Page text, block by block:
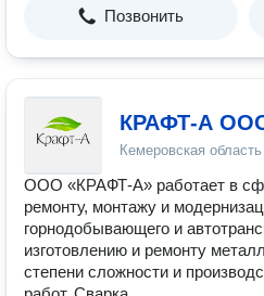
Позвонить
КРАФТ-А
Кемеровская
ООО «КРАФТ-А» работает в
ремонту, монтажу и
горнодобывающего и
изготовлению и ремонту
степени сложности и